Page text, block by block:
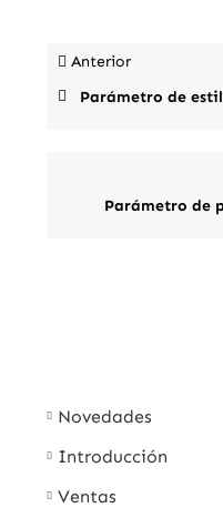
Novedades
Introducción
Ventas
Anterior
Parámetro de
Parámetro de